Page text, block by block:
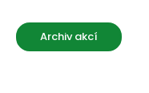
Archiv akcí